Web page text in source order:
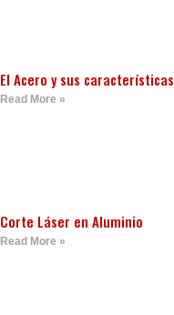
El Acero y sus características
Read More »
Corte Láser en Aluminio
Read More »